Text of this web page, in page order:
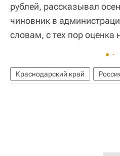
рублей, рассказывал
чиновник в
словам, с тех пор оценка
Краснодарский край